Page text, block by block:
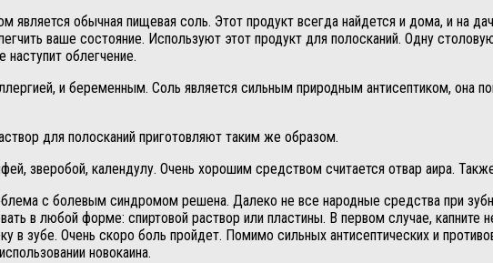
обычная пищевая соль. Этот продукт всегда найдется и дома, и на
ваше состояние. Используют этот продукт для полосканий. Одну
наступит облегчение.
и беременным. Соль является сильным природным антисептиком, она
для полосканий приготовляют таким же образом.
зверобой, календулу. Очень хорошим средством считается отвар аира.
с болевым синдромом решена. Далеко не все народные средства при
в любой форме: спиртовой раствор или пластины. В первом случае, капните
в зубе. Очень скоро боль пройдет. Помимо сильных антисептических и
новокаина.